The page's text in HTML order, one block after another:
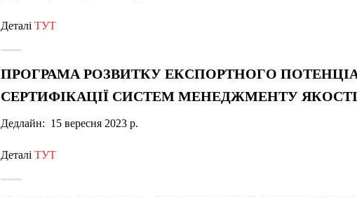
Деталі ТУТ
ПРОГРАМА РОЗВИТКУ ЕКСПОРТНОГО
СЕРТИФІКАЦІЇ СИСТЕМ МЕНЕДЖМЕНТУ
Дедлайн: 15 вересня 2023 р.
Деталі ТУТ